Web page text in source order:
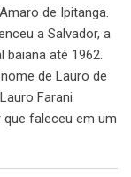
de Ipitanga.
a Salvador, a
até 1962.
de Lauro de
Farani
que faleceu em um